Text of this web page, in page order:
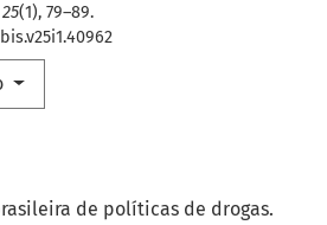
25(1), 79–89.
de políticas de drogas.